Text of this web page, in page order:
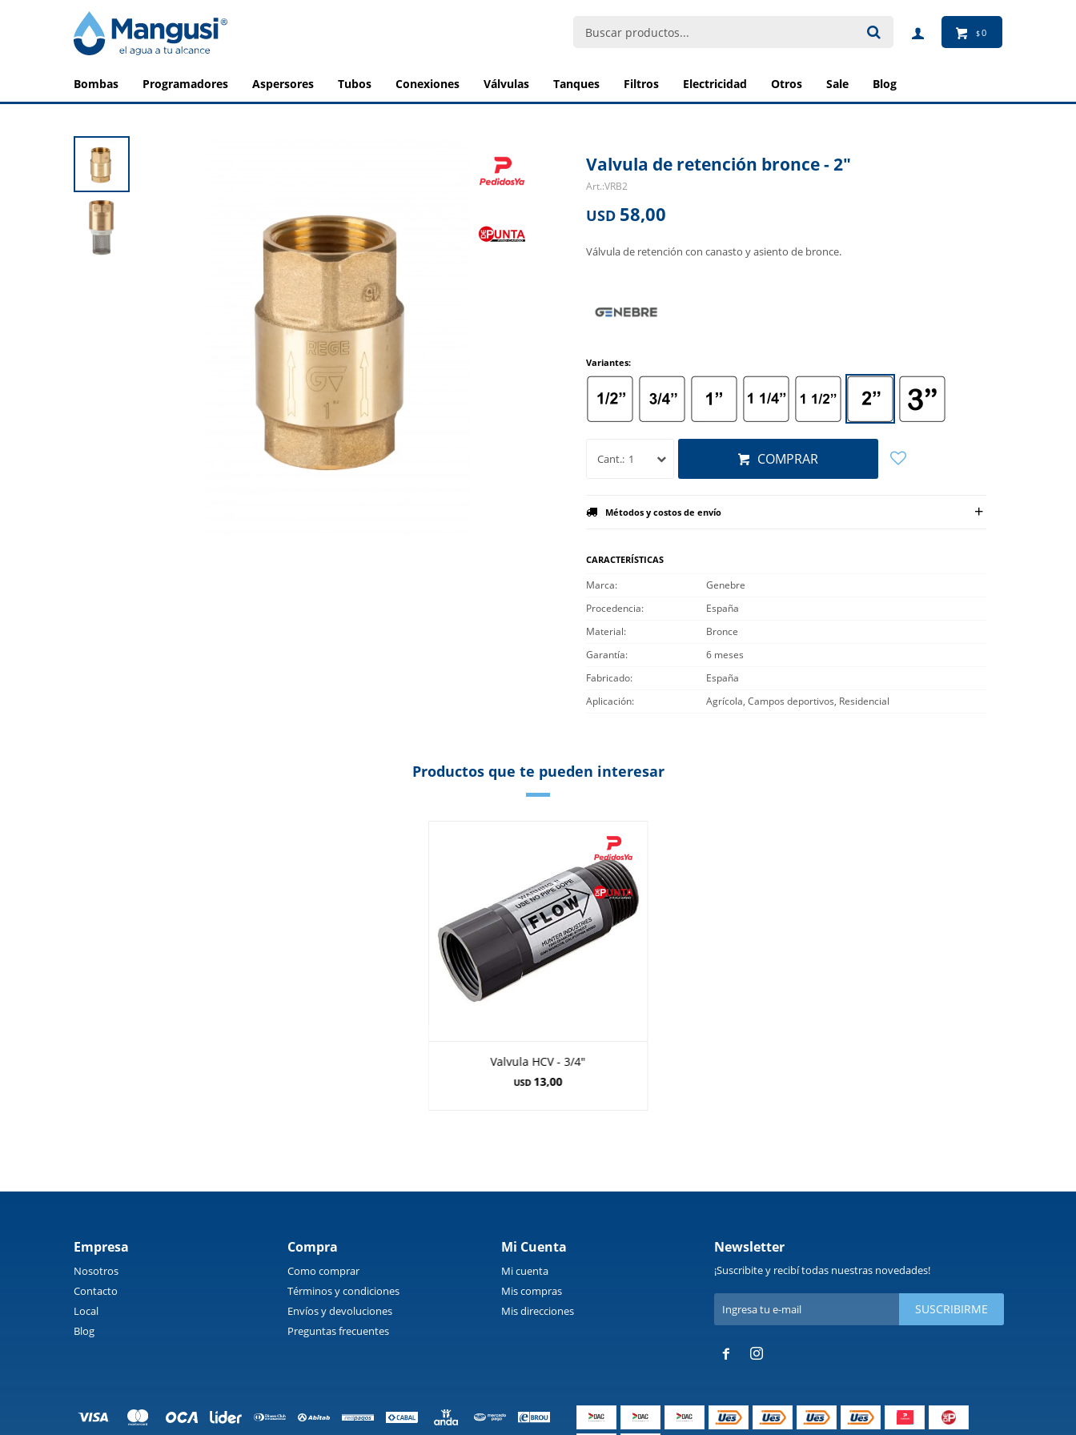
bombas programadores aspersores tubos conexiones válvulas tanques filtros electricidad otros sale blog
$0
Valvula de retención bronce - 2"
VRB2
USD 58,00
Válvula de retención con canasto y asiento de bronce.
Variantes:
1 COMPRAR
Métodos y costos de envío
CARACTERÍSTICAS
Marca
Genebre
Procedencia
España
Material
Bronce
Garantía
6 meses
Fabricado
España
Aplicación
Agrícola, Campos deportivos, Residencial
Productos que te pueden interesar
Valvula HCV - 3/4"
USD 13,00
Empresa
Nosotros
Contacto
Local
Blog
Compra
Como comprar
Términos y condiciones
Envíos y devoluciones
Preguntas frecuentes
Mi Cuenta
Mi cuenta
Mis compras
Mis direcciones
Newsletter
¡Suscribite y recibí todas nuestras novedades!
SUSCRIBIRME
 